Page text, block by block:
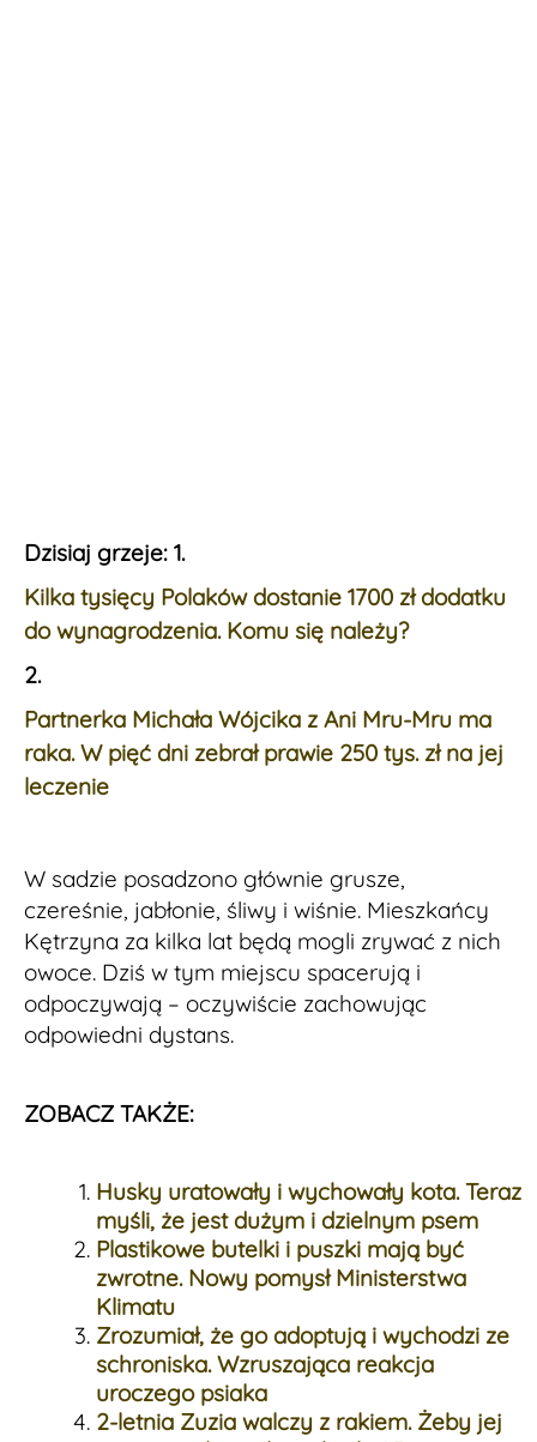
Dzisiaj grzeje: 1.
Kilka tysięcy Polaków dostanie 1700 zł dodatku
do wynagrodzenia. Komu się należy?
2.
Partnerka Michała Wójcika z Ani Mru-Mru ma
raka. W pięć dni zebrał prawie 250 tys. zł na jej
leczenie
W sadzie posadzono głównie grusze,
czereśnie, jabłonie, śliwy i wiśnie. Mieszkańcy
Kętrzyna za kilka lat będą mogli zrywać z nich
owoce. Dziś w tym miejscu spacerują i
odpoczywają – oczywiście zachowując
odpowiedni dystans.
ZOBACZ TAKŻE:
Husky uratowały i wychowały kota. Teraz
myśli, że jest dużym i dzielnym psem
Plastikowe butelki i puszki mają być
zwrotne. Nowy pomysł Ministerstwa
Klimatu
Zrozumiał, że go adoptują i wychodzi ze
schroniska. Wzruszająca reakcja
uroczego psiaka
2-letnia Zuzia walczy z rakiem. Żeby jej